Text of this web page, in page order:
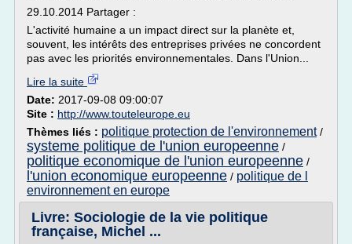
29.10.2014 Partager :
L'activité humaine a un impact direct sur la planète et,
souvent, les intérêts des entreprises privées ne concordent
pas avec les priorités environnementales. Dans l'Union...
Lire la suite
Date: 2017-09-08 09:00:07
Site : http://www.touteleurope.eu
Thèmes liés : politique protection de l'environnement/
systeme politique de l'union europeenne /
politique economique de l'union europeenne /
l'union economique europeenne / politique de l
environnement en europe
Livre: Sociologie de la vie politique
française, Michel ...